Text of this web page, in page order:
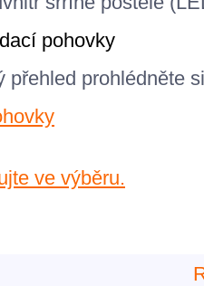
pohovky
prohlédněte
ve výběru.